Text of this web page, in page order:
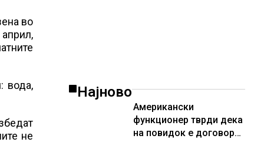
во
вода,
не
Најново
Американски
функционер тврди дека
на повидок е договор